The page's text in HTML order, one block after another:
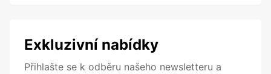
Exkluzivní nabídky
Přihlašte se k odběru našeho newsletteru a